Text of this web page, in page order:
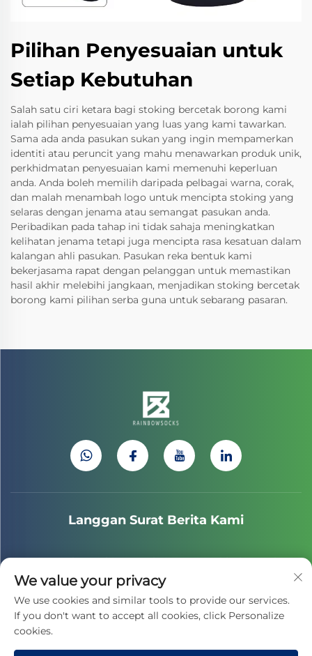
Pilihan Penyesuaian untuk
Setiap Kebutuhan
Salah satu ciri ketara bagi stoking bercetak borong kami
ialah pilihan penyesuaian yang luas yang kami tawarkan.
Sama ada anda pasukan sukan yang ingin mempamerkan
identiti atau peruncit yang mahu menawarkan produk unik,
perkhidmatan penyesuaian kami memenuhi keperluan
anda. Anda boleh memilih daripada pelbagai warna, corak,
dan malah menambah logo untuk mencipta stoking yang
selaras dengan jenama atau semangat pasukan anda.
Peribadikan pada tahap ini tidak sahaja meningkatkan
kelihatan jenama tetapi juga mencipta rasa kesatuan dalam
kalangan ahli pasukan. Pasukan reka bentuk kami
bekerjasama rapat dengan pelanggan untuk memastikan
hasil akhir melebihi jangkaan, menjadikan stoking bercetak
borong kami pilihan serba guna untuk sebarang pasaran.
Langgan Surat Berita Kami
Sertai surat berita kita untuk menerima khabar terkini
industri, kemaskini dan penerangan dari pasukan kami.
We value your privacy
We use cookies and similar tools to provide our services.
If you don't want to accept all cookies, click Personalize
cookies.